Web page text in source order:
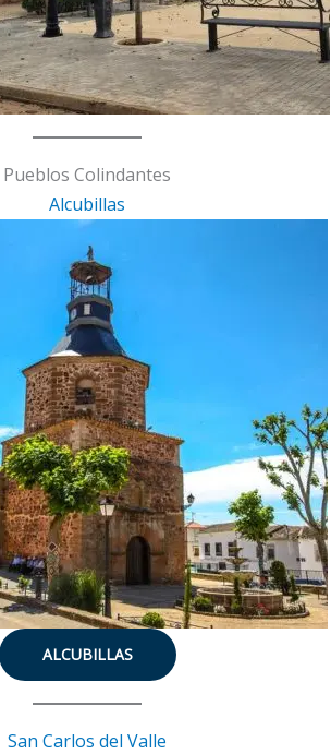
Pueblos Colindantes
Alcubillas
ALCUBILLAS
San Carlos del Valle